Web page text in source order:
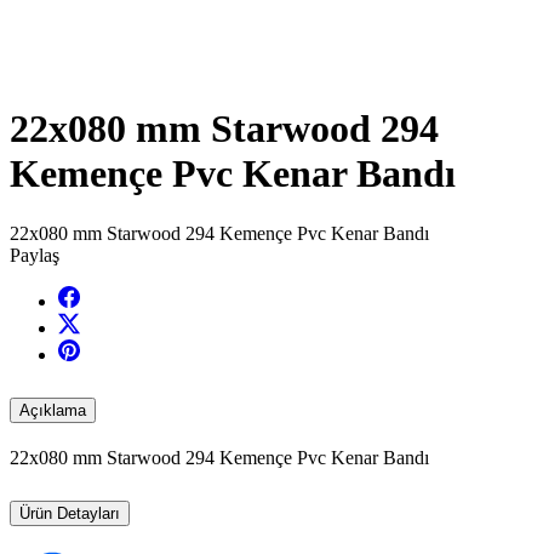
22x080 mm Starwood 294
Kemençe Pvc Kenar Bandı
22x080 mm Starwood 294 Kemençe Pvc Kenar Bandı
Paylaş
Açıklama
22x080 mm Starwood 294 Kemençe Pvc Kenar Bandı
Ürün Detayları